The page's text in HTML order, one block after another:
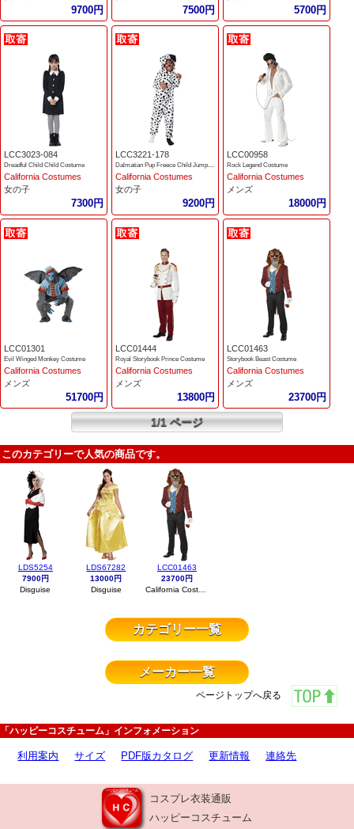
9700円 7500円 5700円
LCC3023-084
Dreadful Child Child Costume
California Costumes
女の子
7300円
LCC3221-178
Dalmatian Pup Freece Child Jumpsuit
California Costumes
女の子
9200円
LCC00958
Rock Legend Costume
California Costumes
メンズ
18000円
LCC01301
Evil Winged Monkey Costume
California Costumes
メンズ
51700円
LCC01444
Royal Storybook Prince Costume
California Costumes
メンズ
13800円
LCC01463
Storybook Beast Costume
California Costumes
メンズ
23700円
1/1 ページ
このカテゴリーで人気の商品です。
LDS5254
7900円
Disguise
LDS67282
13000円
Disguise
LCC01463
23700円
California Costumes
カテゴリー一覧
メーカー一覧
ページトップへ戻る
「ハッピーコスチューム」インフォメーション
利用案内 サイズ PDF版カタログ 更新情報 連絡先
コスプレ衣装通販
ハッピーコスチューム